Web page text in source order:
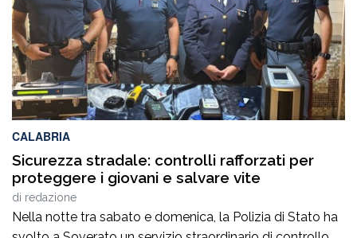
CALABRIA
Sicurezza stradale: controlli rafforzati per
proteggere i giovani e salvare vite
di redazione
Nella notte tra sabato e domenica, la Polizia di Stato ha